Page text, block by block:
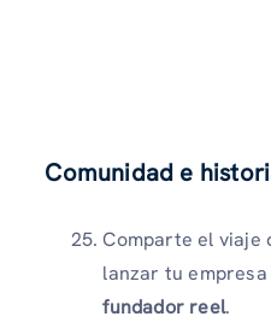
Comunidad e
Comparte el viaje
lanzar tu
fundador reel.